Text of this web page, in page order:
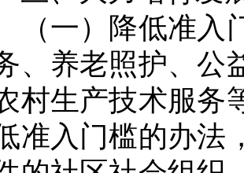
一）降低准入
、养老照护、公
村生产技术服务
准入门槛的办法